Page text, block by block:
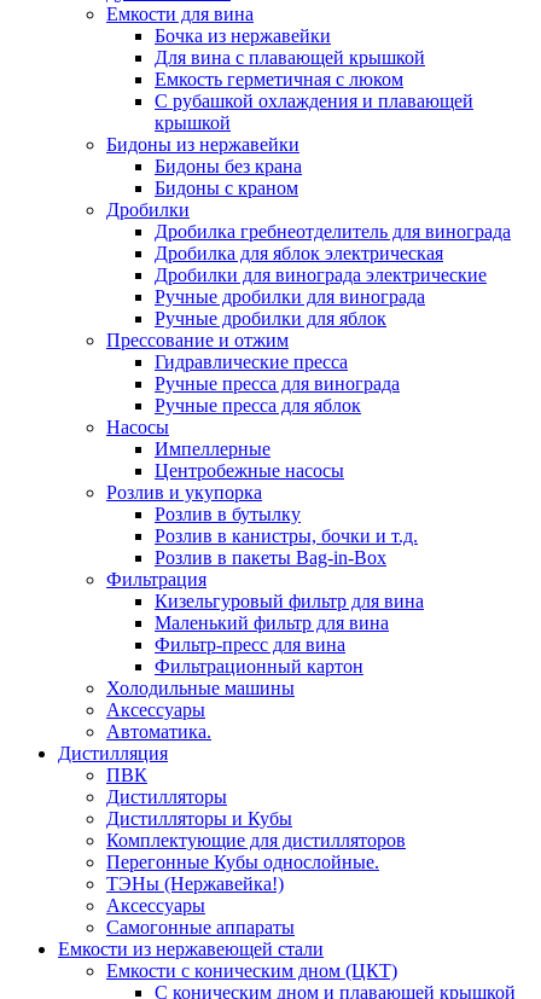
Емкости для вина
Бочка из нержавейки
Для вина с плавающей крышкой
Емкость герметичная с люком
С рубашкой охлаждения и плавающей
крышкой
Бидоны из нержавейки
Бидоны без крана
Бидоны с краном
Дробилки
Дробилка гребнеотделитель для винограда
Дробилка для яблок электрическая
Дробилки для винограда электрические
Ручные дробилки для винограда
Ручные дробилки для яблок
Прессование и отжим
Гидравлические пресса
Ручные пресса для винограда
Ручные пресса для яблок
Насосы
Импеллерные
Центробежные насосы
Розлив и укупорка
Розлив в бутылку
Розлив в канистры, бочки и т.д.
Розлив в пакеты Bag-in-Box
Фильтрация
Кизельгуровый фильтр для вина
Маленький фильтр для вина
Фильтр-пресс для вина
Фильтрационный картон
Холодильные машины
Аксессуары
Автоматика.
Дистилляция
ПВК
Дистилляторы
Дистилляторы и Кубы
Комплектующие для дистилляторов
Перегонные Кубы однослойные.
ТЭНы (Нержавейка!)
Аксессуары
Самогонные аппараты
Емкости из нержавеющей стали
Емкости с коническим дном (ЦКТ)
С коническим дном и плавающей крышкой